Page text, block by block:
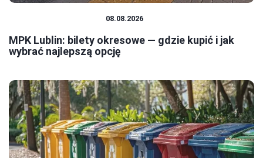
08.08.2026
MPK Lublin: bilety okresowe — gdzie kupić i jak
wybrać najlepszą opcję